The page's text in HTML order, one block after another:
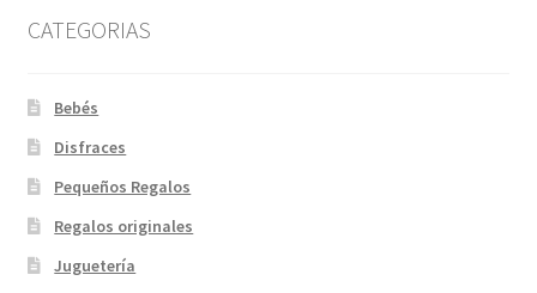
CATEGORIAS
Bebés
Disfraces
Pequeños Regalos
Regalos originales
Juguetería